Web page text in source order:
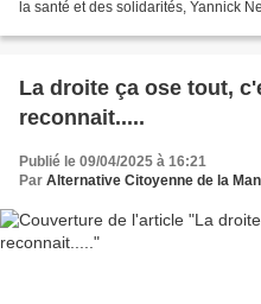
la santé et des solidarités, Yannick
La droite ça ose tout,
reconnait.....
Publié le 09/04/2025 à 16:21
Par Alternative Citoyenne de la